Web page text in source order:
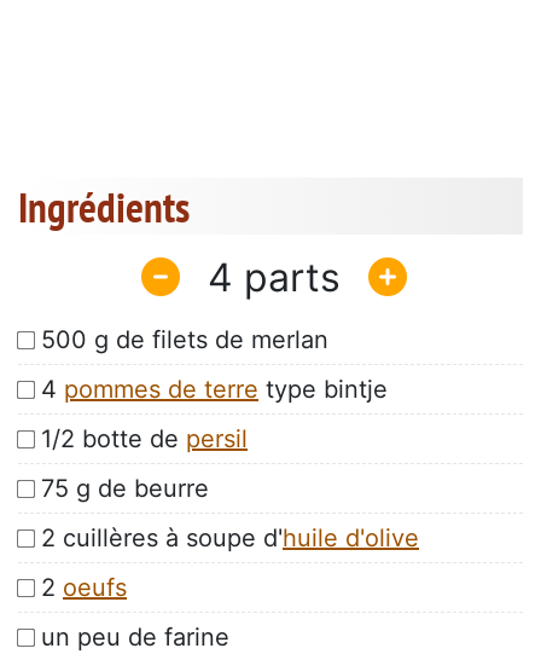
Ingrédients
4
500 g de filets de merlan
4 pommes de terre type bintje
1/2 botte de persil
75 g de beurre
2 cuillères à soupe d'huile d'olive
2 oeufs
un peu de farine